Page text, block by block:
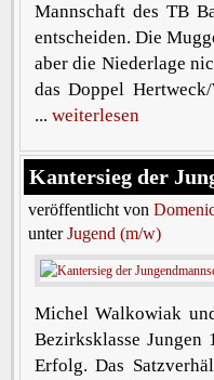
Mannschaft des TB
entscheiden. Die
aber die Niederlage
das Doppel
... weiterlesen
Kantersieg der
veröffentlicht von
unterJugend (m/w)
Michel Walkowiak
Bezirksklasse Jungen
Erfolg. Das